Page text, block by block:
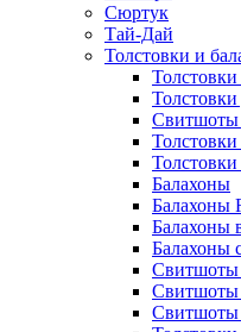
Сюртук
Тай-Дай
Толстовки и
Толстовки
Свитшоты
Балахоны
Балахоны
Балахоны
Балахоны
Свитшоты
Свитшоты
Свитшоты